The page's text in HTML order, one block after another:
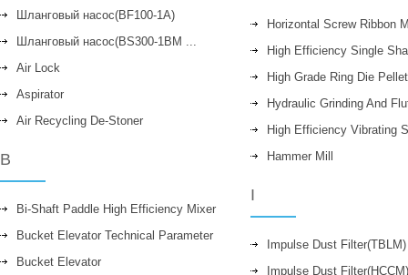
Шланговый насос(BF100-1A)
Шланговый насос(BS300-1BM ...
Air Lock
Aspirator
Air Recycling De-Stoner
B
Bi-Shaft Paddle High Efficiency Mixer
Bucket Elevator Technical Parameter
Bucket Elevator
Horizontal Screw Ribbon
High Efficiency Single
High Grade Ring Die
Hydraulic Grinding And
High Efficiency Vibrating
Hammer Mill
I
Impulse Dust Filter(TBLM)
Impulse Dust Filter(HCCM)